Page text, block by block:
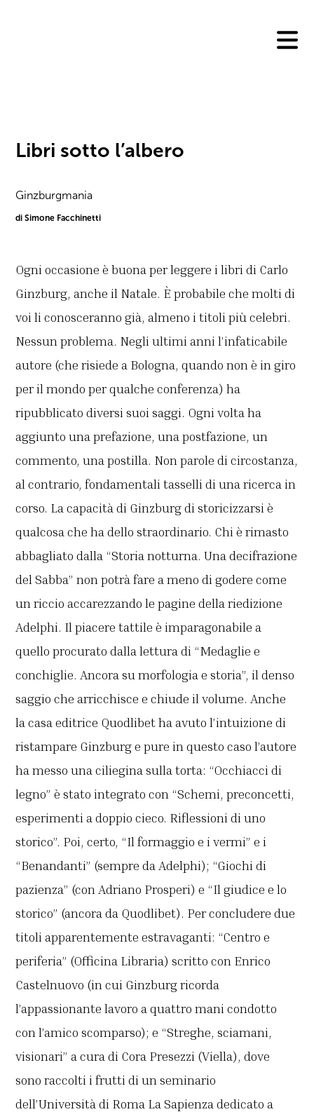
Libri sotto l’albero
Ginzburgmania
di Simone Facchinetti
Ogni occasione è buona per leggere i libri di Carlo
Ginzburg, anche il Natale. È probabile che molti di
voi li conosceranno già, almeno i titoli più celebri.
Nessun problema. Negli ultimi anni l’infaticabile
autore (che risiede a Bologna, quando non è in giro
per il mondo per qualche conferenza) ha
ripubblicato diversi suoi saggi. Ogni volta ha
aggiunto una prefazione, una postfazione, un
commento, una postilla. Non parole di circostanza,
al contrario, fondamentali tasselli di una ricerca in
corso. La capacità di Ginzburg di storicizzarsi è
qualcosa che ha dello straordinario. Chi è rimasto
abbagliato dalla “Storia notturna. Una decifrazione
del Sabba” non potrà fare a meno di godere come
un riccio accarezzando le pagine della riedizione
Adelphi. Il piacere tattile è imparagonabile a
quello procurato dalla lettura di “Medaglie e
conchiglie. Ancora su morfologia e storia”, il denso
saggio che arricchisce e chiude il volume. Anche
la casa editrice Quodlibet ha avuto l’intuizione di
ristampare Ginzburg e pure in questo caso l’autore
ha messo una ciliegina sulla torta: “Occhiacci di
legno” è stato integrato con “Schemi, preconcetti,
esperimenti a doppio cieco. Riflessioni di uno
storico”. Poi, certo, “Il formaggio e i vermi” e i
“Benandanti” (sempre da Adelphi); “Giochi di
pazienza” (con Adriano Prosperi) e “Il giudice e lo
storico” (ancora da Quodlibet). Per concludere due
titoli apparentemente estravaganti: “Centro e
periferia” (Officina Libraria) scritto con Enrico
Castelnuovo (in cui Ginzburg ricorda
l’appassionante lavoro a quattro mani condotto
con l’amico scomparso); e “Streghe, sciamani,
visionari” a cura di Cora Presezzi (Viella), dove
sono raccolti i frutti di un seminario
dell’Università di Roma La Sapienza dedicato a